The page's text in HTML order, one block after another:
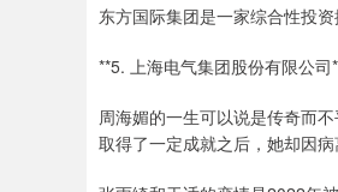
东方国际集团是一家综合性投
**5. 上海电气集团股份有限公司
周海媚的一生可以说是传奇而
取得了一定成就之后，她却因